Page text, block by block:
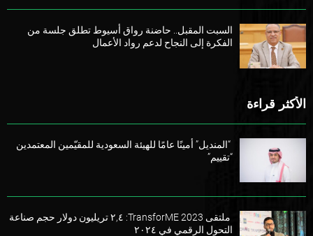
السبت المقبل.. حاضنة رواق أسيوط تطلق جلسة من
الفكرة إلى النجاح لدعم رواد الأعمال
الأكثر قراءة
“المنديل” أمينًا عامًا للهيئة السعودية للمقيّمين المعتمدين
“تقييم”
ملتقى TransforME 2023: ٢,٤ تريليون دولار حجم صناعة
التحول الرقمي في ٢٠٢٤